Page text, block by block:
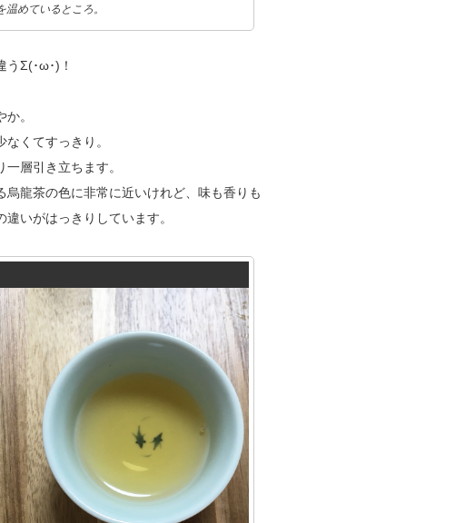
温めているところ。
うΣ(･ω･)！
。
くてすっきり。
層引き立ちます。
龍茶の色に非常に近いけれど、味も香りも
いがはっきりしています。